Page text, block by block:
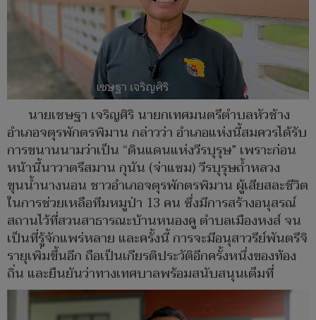
นายเชษฐา เจริญศิริ นายกเทศมนตรีตำบลหัวช้าง
อำเภอจตุรพักตรพิมาน กล่าวว่า อำเภอแห่งนี้สมควรได้รับ
การขนานนามว่าเป็น “ดินแดนแห่งวีรบุรุษ” เพราะก่อน
หน้านี้นาวาตรีสมาน กุนัน (จ่าแซม) วีรบุรุษถ้ำหลวง
ขุนน้ำนางนอน ชาวอำเภอจตุรพักตรพิมาน ผู้เสียสละชีวิต
ในการช่วยเหลือทีมหมูป่า 13 คน ซึ่งมีการสร้างอนุสรณ์
สถานไว้ที่สวนสาธารณะบ้านหนองคู ตำบลเมืองหงส์ จน
เป็นที่รู้จักแพร่หลาย และครั้งนี้ การจะมีอนุสาวรีย์พันตรีจิ
รายุเพิ่มขึ้นอีก ถือเป็นเกียรติประวัติอีกครั้งหนึ่งของท้อง
ถิ่น และยืนยันว่าทางเทศบาลพร้อมสนับสนุนเต็มที่